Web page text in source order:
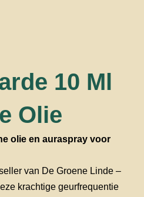
10 Ml
Olie
olie en auraspray voor
van De Groene Linde –
krachtige geurfrequentie